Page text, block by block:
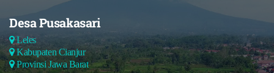
Desa Pusakasari
Leles
Kabupaten Cianjur
Provinsi Jawa Barat